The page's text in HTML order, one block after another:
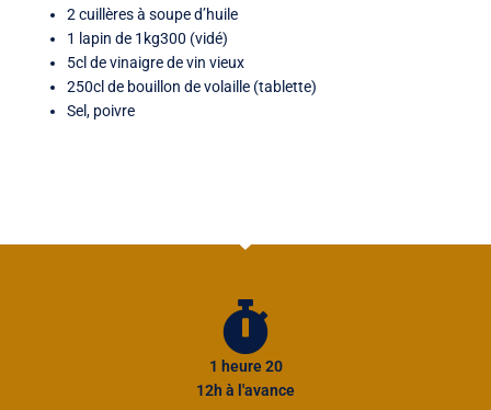
2 cuillères à soupe d’huile
1 lapin de 1kg300 (vidé)
5cl de vinaigre de vin vieux
250cl de bouillon de volaille (tablette)
Sel, poivre
1 heure 20
12h à l'avance